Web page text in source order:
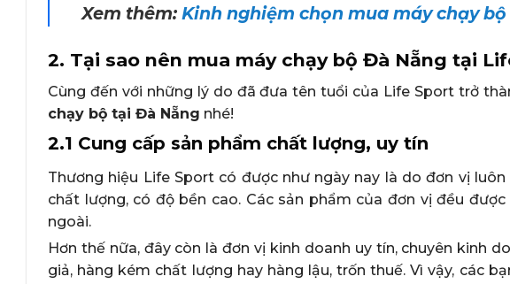
Xem thêm: Kinh nghiệm chọn mua máy chạy
2. Tại sao nên mua máy chạy bộ Đà Nẵng tại
Cùng đến với những lý do đã đưa tên tuổi của Life Sport trở
chạy bộ tại Đà Nẵng nhé!
2.1 Cung cấp sản phẩm chất lượng, uy tín
Thương hiệu Life Sport có được như ngày nay là do đơn vị
chất lượng, có độ bền cao. Các sản phẩm của đơn vị đều
ngoài.
Hơn thế nữa, đây còn là đơn vị kinh doanh uy tín, chuyên kinh
giả, hàng kém chất lượng hay hàng lậu, trốn thuế. Vì vậy, các